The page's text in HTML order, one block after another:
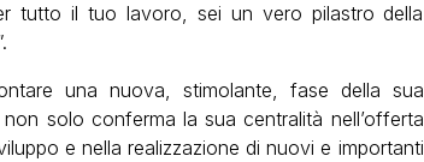
tutto il tuo lavoro, sei un vero pilastro della
una nuova, stimolante, fase della sua
solo conferma la sua centralità nell’offerta
e nella realizzazione di nuovi e importanti